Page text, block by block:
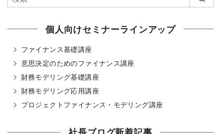
個人向けセミナーラインアップ
ファイナンス基礎講座
意思決定のためのファイナンス講座
財務モデリング基礎講座
財務モデリング応用講座
プロジェクトファイナンス・モデリング講座